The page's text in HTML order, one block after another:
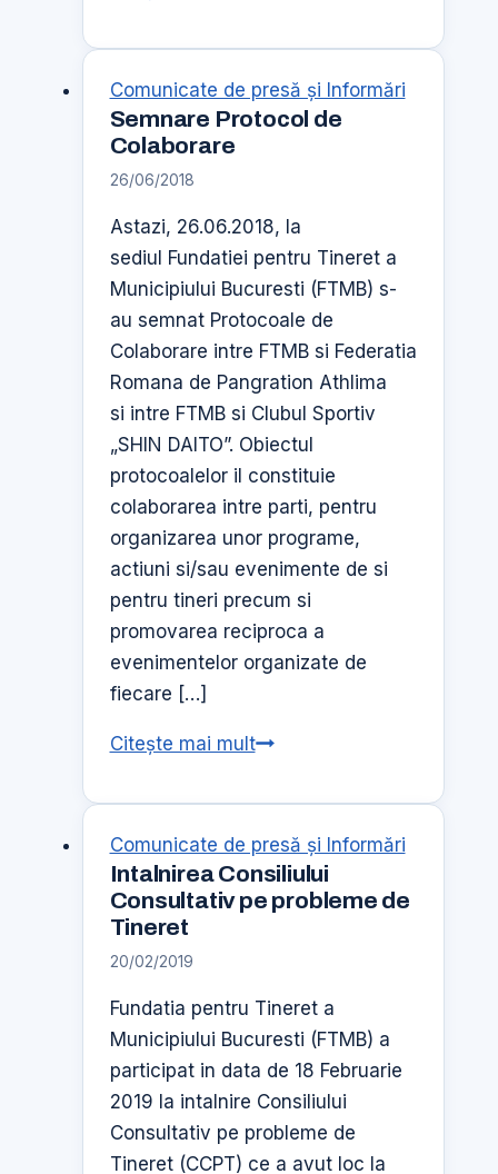
si
Fundatia
Pentru
la
„Permis
pentru
viitor”
pentru
al
5-
lea
an
consecutiv
Comunicate de presă şi Informări
Semnare Protocol de
Colaborare
26/06/2018
Astazi, 26.06.2018, la
sediul Fundatiei pentru Tineret a
Municipiului Bucuresti (FTMB) s-
au semnat Protocoale de
Colaborare intre FTMB si Federatia
Romana de Pangration Athlima
si intre FTMB si Clubul Sportiv
„SHIN DAITO”. Obiectul
protocoalelor il constituie
colaborarea intre parti, pentru
organizarea unor programe,
actiuni si/sau evenimente de si
pentru tineri precum si
promovarea reciproca a
evenimentelor organizate de
fiecare […]
Citește mai multSemnare
de
Colaborare
Comunicate de presă şi Informări
Intalnirea Consiliului
Consultativ pe probleme de
Tineret
20/02/2019
Fundatia pentru Tineret a
Municipiului Bucuresti (FTMB) a
participat in data de 18 Februarie
2019 la intalnire Consiliului
Consultativ pe probleme de
Tineret (CCPT) ce a avut loc la